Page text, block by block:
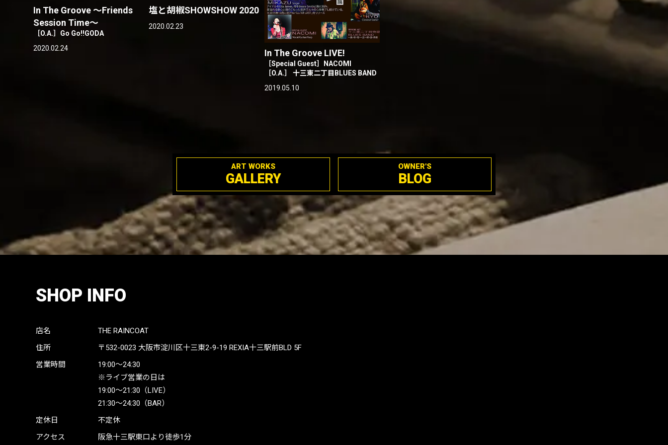
In The Groove 〜Friends
Session Time〜
［O.A.］Go Go!!GODA
2020.02.24
塩と胡椒SHOWSHOW 2020
2020.02.23
In The Groove LIVE!
［Special Guest］NACOMI
［O.A.］ 十三東二丁目BLUES BAND
2019.05.10
ART WORKS
GALLERY
OWNER'S
BLOG
SHOP INFO
店名
THE RAINCOAT
住所
〒532-0023 大阪市淀川区十三東2-9-19 REXIA十三駅前BLD 5F
営業時間
19:00〜24:30
※ライブ営業の日は
19:00〜21:30（LIVE）
21:30〜24:30（BAR）
定休日
不定休
アクセス
阪急十三駅東口より徒歩1分